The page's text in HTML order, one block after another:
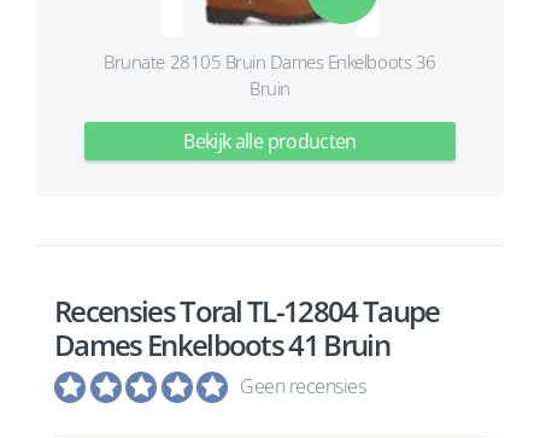
Brunate 28105 Bruin Dames Enkelboots 36
Bruin
Bekijk alle producten
Recensies Toral TL-12804 Taupe
Dames Enkelboots 41 Bruin
Geen recensies